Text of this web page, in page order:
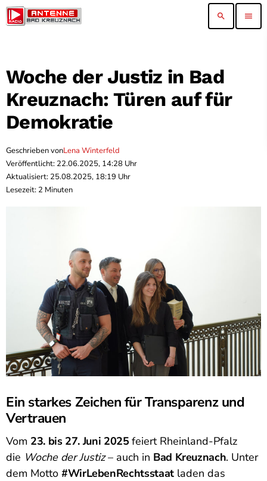
search menu
Woche der Justiz in Bad
Kreuznach: Türen auf für
Demokratie
Geschrieben vonLena Winterfeld
Veröffentlicht: 22.06.2025, 14:28 Uhr
Aktualisiert: 25.08.2025, 18:19 Uhr
Lesezeit: 2 Minuten
Ein starkes Zeichen für Transparenz und
Vertrauen
Vom 23. bis 27. Juni 2025 feiert Rheinland-Pfalz
die Woche der Justiz– auch in Bad Kreuznach. Unter
dem Motto #WirLebenRechtsstaatladen das